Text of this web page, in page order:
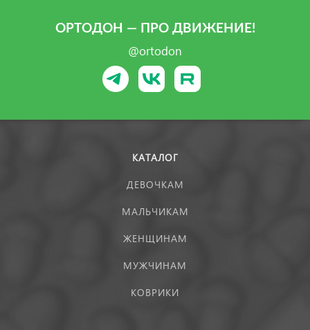
ОРТОДОН — ПРО ДВИЖЕНИЕ!
@ortodon
КАТАЛОГ
ДЕВОЧКАМ
МАЛЬЧИКАМ
ЖЕНЩИНАМ
МУЖЧИНАМ
КОВРИКИ